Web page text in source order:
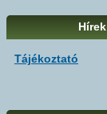
Hírek
Tájékoztató